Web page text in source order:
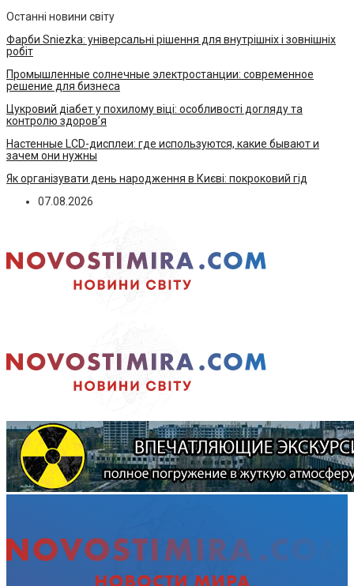
Останні новини світу
Фарби Sniezka: універсальні рішення для внутрішніх і зовнішніх
робіт
Промышленные солнечные электростанции: современное
решение для бизнеса
Цукровий діабет у похилому віці: особливості догляду та
контролю здоров’я
Настенные LCD-дисплеи: где используются, какие бывают и
зачем они нужны
Як організувати день народження в Києві: покроковий гід
07.08.2026